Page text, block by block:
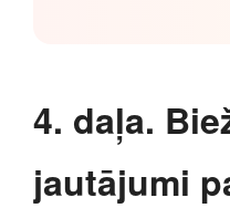
4. daļa.
jautājumi